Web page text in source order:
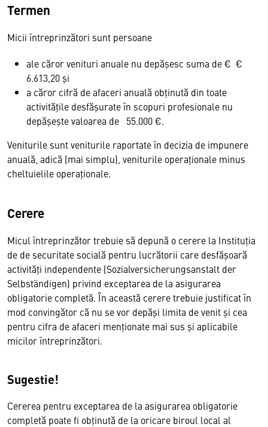
Termen
Micii întreprinzători sunt persoane
ale căror venituri anuale nu depăşesc suma de € €
6.613,20 şi
a căror cifră de afaceri anuală obţinută din toate
activităţile desfăşurate în scopuri profesionale nu
depăşeşte valoarea de 55.000 €.
Veniturile sunt veniturile raportate în decizia de impunere
anuală, adică (mai simplu), veniturile operaţionale minus
cheltuielile operaţionale.
Cerere
Micul întreprinzător trebuie să depună o cerere la Instituţia
de de securitate socială pentru lucrătorii care desfășoară
activități independente (Sozialversicherungsanstalt der
Selbständigen) privind exceptarea de la asigurarea
obligatorie completă. În această cerere trebuie justificat în
mod convingător că nu se vor depăşi limita de venit şi cea
pentru cifra de afaceri menţionate mai sus şi aplicabile
micilor întreprinzători.
Sugestie!
Cererea pentru exceptarea de la asigurarea obligatorie
completă poate fi obţinută de la oricare biroul local al